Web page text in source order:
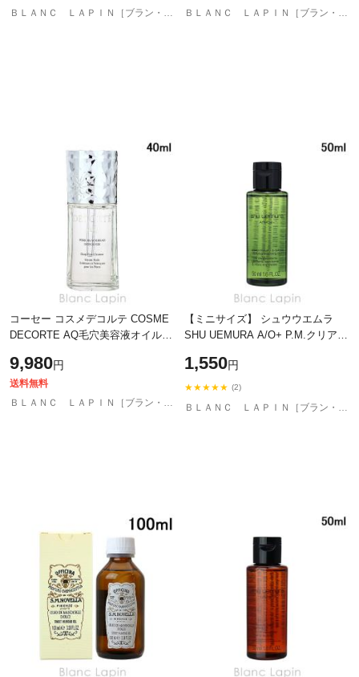
ＢＬＡＮＣ ＬＡＰＩＮ［ブラン・ラパン］ ＢＬＡＮＣ ＬＡＰＩＮ［ブラン・ラパン］
コーセー コスメデコルテ COSME
DECORTE AQ毛穴美容液オイル
9,980円
送料無料
ＢＬＡＮＣ ＬＡＰＩＮ［ブラン・ラパン］
【ミニサイズ】 シュウウエムラ
SHU UEMURA A/O+ P.M.クリア
オイル 50ml クレンジング・洗顔ミ
ニ [773
1,550円
★★★★★ (2)
ＢＬＡＮＣ ＬＡＰＩＮ［ブラン・ラパン］